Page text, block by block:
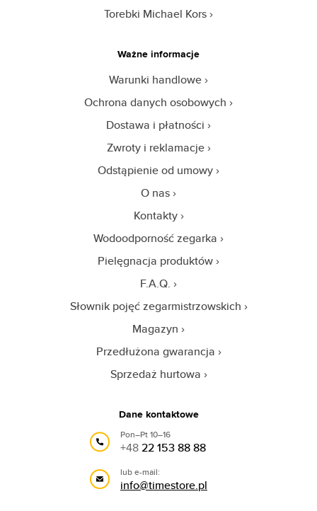
Torebki Michael Kors
Ważne informacje
Warunki handlowe
Ochrona danych osobowych
Dostawa i płatności
Zwroty i reklamacje
Odstąpienie od umowy
O nas
Kontakty
Wodoodporność zegarka
Pielęgnacja produktów
F.A.Q.
Słownik pojęć zegarmistrzowskich
Magazyn
Przedłużona gwarancja
Sprzedaż hurtowa
Dane kontaktowe
Pon–Pt 10–16
+4822 153 88 88
lub e-mail:
info@timestore.pl